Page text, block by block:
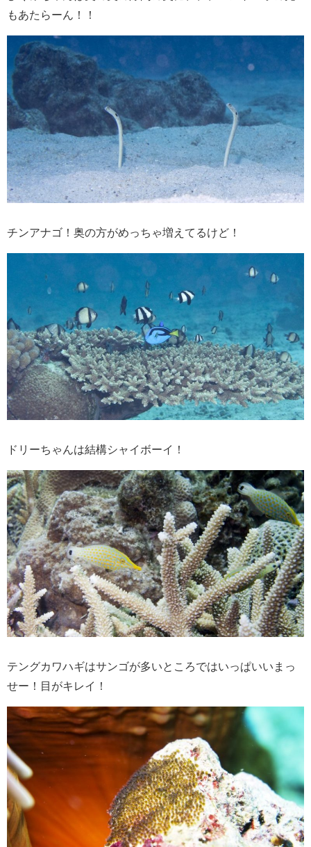
もあたらーん！！
チンアナゴ！奥の方がめっちゃ増えてるけど！
ドリーちゃんは結構シャイボーイ！
テングカワハギはサンゴが多いところではいっぱいいまっ
せー！目がキレイ！